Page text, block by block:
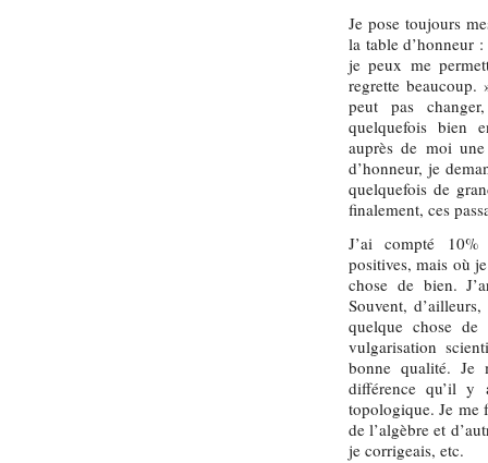
Je pose toujours
la table d’honneur
je peux me
regrette beaucoup.
peut pas
quelquefois bien
auprès de moi
d’honneur, je
quelquefois de
finalement, ces
J’ai compté 10%
positives, mais où
chose de bien.
Souvent,
quelque chose
vulgarisation
bonne qualité. Je
différence qu’il y
topologique. Je me
de l’algèbre et
je corrigeais, etc.